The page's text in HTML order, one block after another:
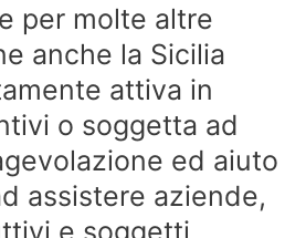
per molte altre
anche la Sicilia
attiva in
o soggetta ad
ed aiuto
assistere aziende,
e soggetti